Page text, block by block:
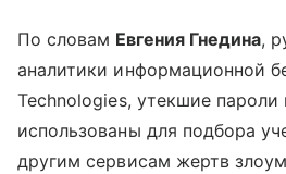
По словам Евгения Гнедина,
аналитики информационной
Technologies, утекшие пароли
использованы для подбора
другим сервисам жертв